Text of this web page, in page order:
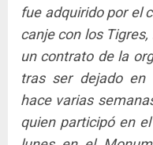
fue adquirido por el
canje con los
un contrato de la
tras ser dejado en
hace varias
quien participó en